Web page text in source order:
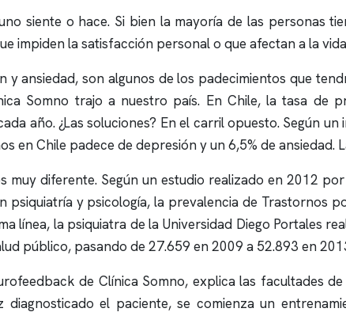
siente o hace. Si bien la mayoría de las personas
impiden la satisfacción personal o que afectan a la
ansiedad, son algunos de los padecimientos que
Somno trajo a nuestro país. En Chile, la tasa de
año. ¿Las soluciones? En el carril opuesto. Según
en Chile padece de depresión y un 6,5% de ansiedad.
diferente. Según un estudio realizado en 2012
y psicología, la prevalencia de Trastornos
línea, la psiquiatra de la Universidad Diego Portales
público, pasando de 27.659 en 2009 a 52.893 en
de Clínica Somno, explica las facultades
el paciente, se comienza un